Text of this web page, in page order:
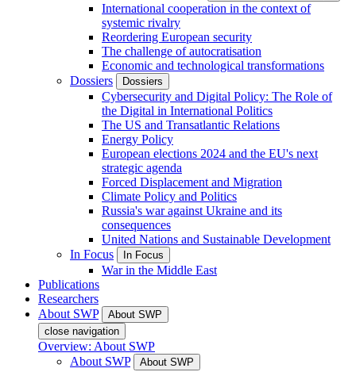
International cooperation in the context of
systemic rivalry
Reordering European security
The challenge of autocratisation
Economic and technological transformations
Dossiers
Dossiers
Cybersecurity and Digital Policy: The Role of
the Digital in International Politics
The US and Transatlantic Relations
Energy Policy
European elections 2024 and the EU's next
strategic agenda
Forced Displacement and Migration
Climate Policy and Politics
Russia's war against Ukraine and its
consequences
United Nations and Sustainable Development
In Focus
In Focus
War in the Middle East
Publications
Researchers
About SWP
About SWP
close navigation
Overview: About SWP
About SWP
About SWP